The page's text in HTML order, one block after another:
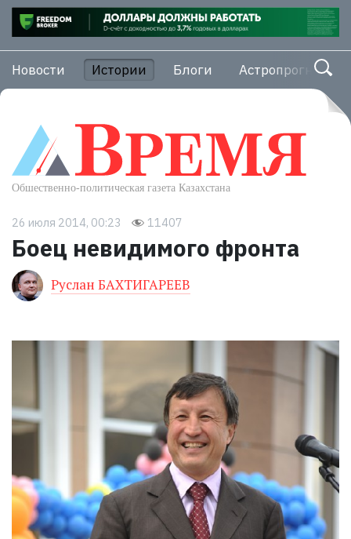
Новости Истории Блоги Астропрогноз
26 июля 2014, 00:23 11407
Боец невидимого фронта
Руслан БАХТИГАРЕЕВ